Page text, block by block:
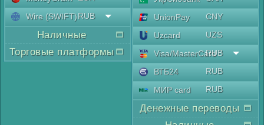
Wire (SWIFT)RUB
Наличные
Торговые платформы
UnionPay
CNY
Uzcard
UZS
Visa/MasterCard
RUB
ВТБ24
RUB
МИР card
RUB
Денежные переводы